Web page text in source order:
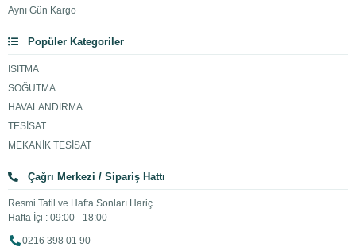
Aynı Gün Kargo
Popüler Kategoriler
ISITMA
SOĞUTMA
HAVALANDIRMA
TESİSAT
MEKANİK TESİSAT
Çağrı Merkezi / Sipariş Hattı
Resmi Tatil ve Hafta Sonları Hariç
Hafta İçi : 09:00 - 18:00
0216 398 01 90